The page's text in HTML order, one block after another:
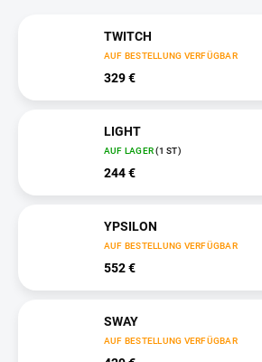
TWITCH
AUF BESTELLUNG VERFÜGBAR
329 €
LIGHT
AUF LAGER(1 ST)
244 €
YPSILON
AUF BESTELLUNG VERFÜGBAR
552 €
SWAY
AUF BESTELLUNG VERFÜGBAR